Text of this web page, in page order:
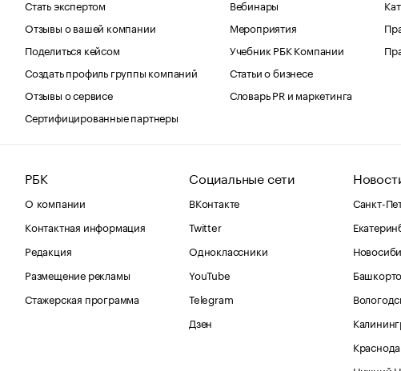
Стать экспертом
Отзывы о вашей компании
Поделиться кейсом
Создать профиль группы компаний
Отзывы о сервисе
Сертифицированные партнеры
Вебинары
Мероприятия
Учебник РБК Компании
Статьи о бизнесе
Словарь PR и маркетинга
РБК
О компании
Контактная информация
Редакция
Размещение рекламы
Стажерская программа
Социальные сети
ВКонтакте
Twitter
Одноклассники
YouTube
Telegram
Дзен
Санкт-